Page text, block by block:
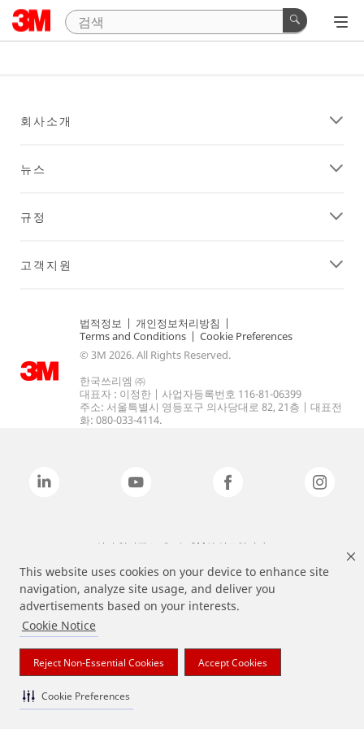
This website uses cookies on your device to enhance site
navigation, analyze site usage, and deliver you
advertisements based on your interests.
Cookie Notice
Reject Non-Essential Cookies Accept Cookies
Cookie Preferences
회사소개
뉴스
규정
고객지원
법적정보 | 개인정보처리방침 |
Terms and Conditions | Cookie Preferences
© 3M 2026. All Rights Reserved.
한국쓰리엠 ㈜
대표자 : 이정한 | 사업자등록번호 116-81-06399
주소: 서울특별시 영등포구 의사당대로 82, 21층 | 대표전
화: 080-033-4114.
상기 열거된 브랜드는 3M의 상표입니다.